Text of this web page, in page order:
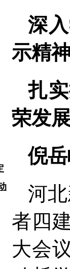
深
示精
扎
荣发
倪
河
者四
大会